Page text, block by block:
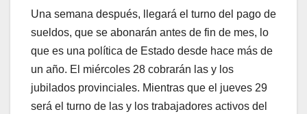
Una semana después, llegará el turno del pago de
sueldos, que se abonarán antes de fin de mes, lo
que es una política de Estado desde hace más de
un año. El miércoles 28 cobrarán las y los
jubilados provinciales. Mientras que el jueves 29
será el turno de las y los trabajadores activos del